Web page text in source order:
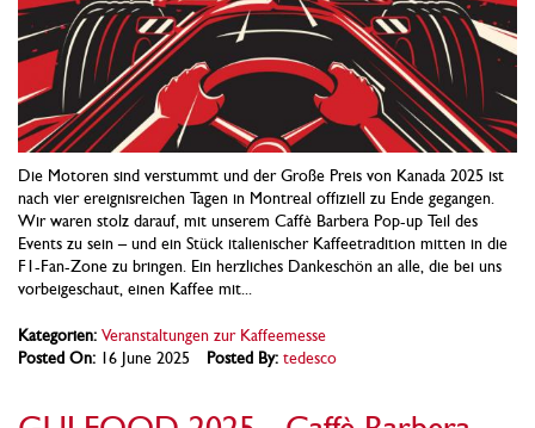
Die Motoren sind verstummt und der Große Preis von Kanada 2025 ist
nach vier ereignisreichen Tagen in Montreal offiziell zu Ende gegangen.
Wir waren stolz darauf, mit unserem Caffè Barbera Pop-up Teil des
Events zu sein – und ein Stück italienischer Kaffeetradition mitten in die
F1-Fan-Zone zu bringen. Ein herzliches Dankeschön an alle, die bei uns
vorbeigeschaut, einen Kaffee mit...
Kategorien: Veranstaltungen zur Kaffeemesse
Posted On: 16 June 2025 Posted By: tedesco